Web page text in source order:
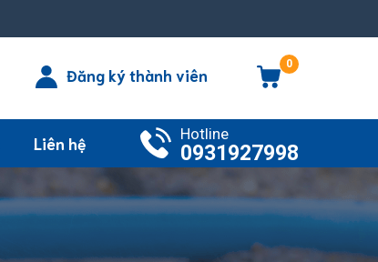
0
Đăng ký thành viên
Liên hệ Hotline
0931927998